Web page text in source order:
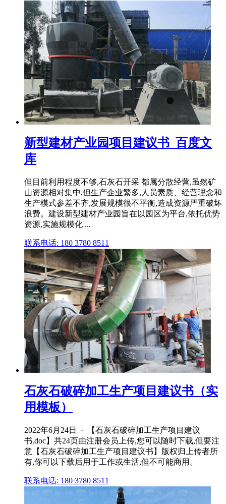
新型建材产业园项目建议书_百度文
库
但目前利用程度不够,石灰石开采 都属分散经营,虽然矿
山资源相对集中,但生产企业繁多,人员素质、经营理念和
生产模式参差不齐,发展规模很不平衡,造成资源严重破坏
浪费。建设新型建材产业园旨在以园区为平台,依托优势
资源,实施规模化 ...
联系电话: 180 3780 8511
石灰石破碎加工生产项目建议书（实
用模板）
2022年6月24日 · 【石灰石破碎加工生产项目建议
书.doc】共24页由注册会员上传,您可以随时下载,但要注
意【石灰石破碎加工生产项目建议书】版权归上传者所
有,你可以下载后用于工作或生活,但不可能商用。
联系电话: 180 3780 8511